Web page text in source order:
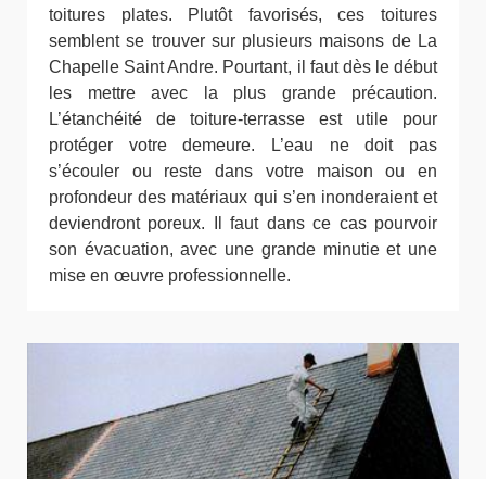
toitures plates. Plutôt favorisés, ces toitures
semblent se trouver sur plusieurs maisons de La
Chapelle Saint Andre. Pourtant, il faut dès le début
les mettre avec la plus grande précaution.
L’étanchéité de toiture-terrasse est utile pour
protéger votre demeure. L’eau ne doit pas
s’écouler ou reste dans votre maison ou en
profondeur des matériaux qui s’en inonderaient et
deviendront poreux. Il faut dans ce cas pourvoir
son évacuation, avec une grande minutie et une
mise en œuvre professionnelle.